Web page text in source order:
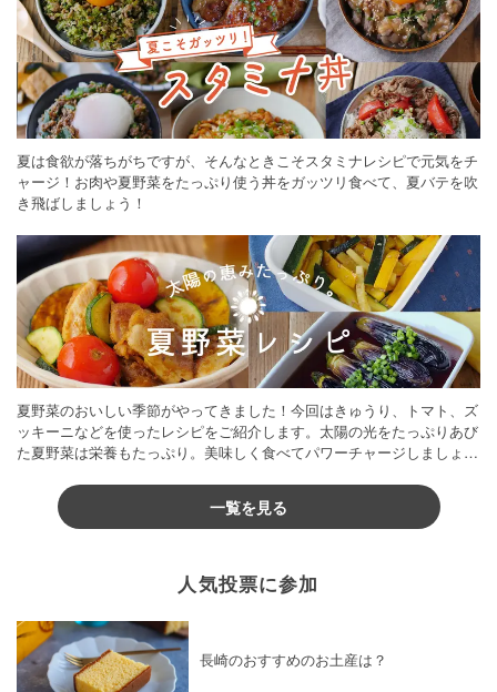
夏は食欲が落ちがちですが、そんなときこそスタミナレシピで元気をチ
ャージ！お肉や夏野菜をたっぷり使う丼をガッツリ食べて、夏バテを吹
き飛ばしましょう！
夏野菜のおいしい季節がやってきました！今回はきゅうり、トマト、ズ
ッキーニなどを使ったレシピをご紹介します。太陽の光をたっぷりあび
た夏野菜は栄養もたっぷり。美味しく食べてパワーチャージしましょう
一覧を見る
人気投票に参加
長崎のおすすめのお土産は？